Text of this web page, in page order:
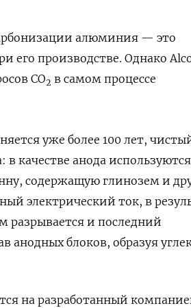
алюминия — это
его производстве. Однако
СО2 в самом процессе
уже более 100 лет,
качестве анода используются
содержащую глинозем и
электрический ток, в
разрывается и последний
анодных блоков, образуя
на разработанный